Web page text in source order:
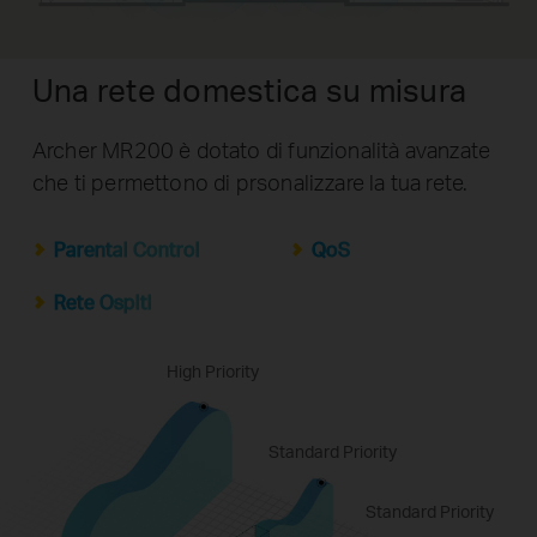
Una rete domestica su misura
Archer MR200 è dotato di funzionalità avanzate
che ti permettono di prsonalizzare la tua rete.
Parental Control QoS
Rete Ospiti
High Priority
Standard Priority
Standard Priority